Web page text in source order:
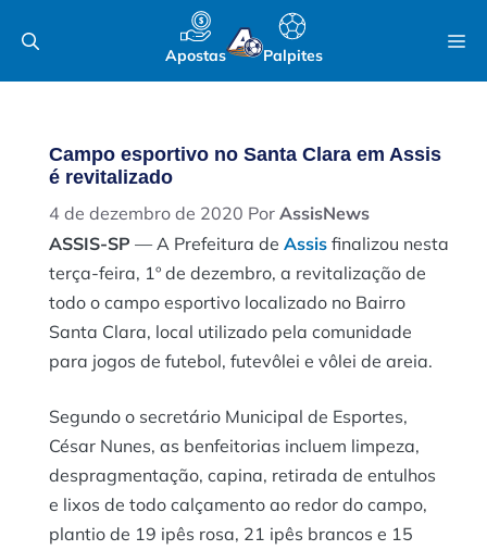
para
Apostas Palpites
Campo esportivo no Santa Clara em Assis
é revitalizado
4 de dezembro de 2020 Por AssisNews
ASSIS-SP — A Prefeitura de Assis finalizou nesta
terça-feira, 1º de dezembro, a revitalização de
todo o campo esportivo localizado no Bairro
Santa Clara, local utilizado pela comunidade
para jogos de futebol, futevôlei e vôlei de areia.
Segundo o secretário Municipal de Esportes,
César Nunes, as benfeitorias incluem limpeza,
despragmentação, capina, retirada de entulhos
e lixos de todo calçamento ao redor do campo,
plantio de 19 ipês rosa, 21 ipês brancos e 15